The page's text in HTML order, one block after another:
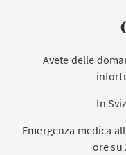
Avete delle
In
Emergenza medica
ore su